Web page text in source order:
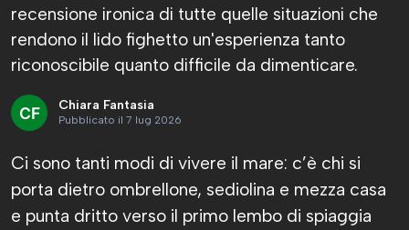
recensione ironica di tutte quelle situazioni che
rendono il lido fighetto un'esperienza tanto
riconoscibile quanto difficile da dimenticare.
Chiara Fantasia
Pubblicato il 7 lug 2026
Ci sono tanti modi di vivere il mare: c’è chi si
porta dietro ombrellone, sediolina e mezza casa
e punta dritto verso il primo lembo di spiaggia